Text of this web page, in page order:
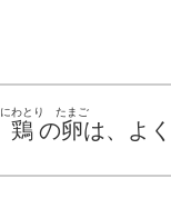
鶏
にわとり
の卵
たまご
は、よく